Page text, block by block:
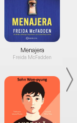
Menajera
Freida McFadden